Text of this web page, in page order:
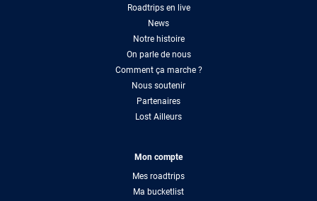
Roadtrips en live
News
Notre histoire
On parle de nous
Comment ça marche ?
Nous soutenir
Partenaires
Lost Ailleurs
Mon compte
Mes roadtrips
Ma bucketlist